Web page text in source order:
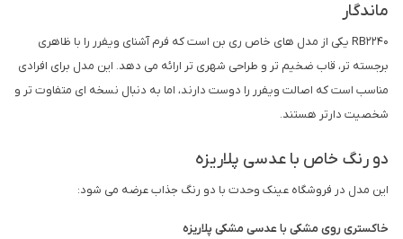
ماندگار
RB2240 یکی از مدل های خاص ری بن است که فرم آشنای ویفرر را با ظاهری
برجسته تر، قاب ضخیم تر و طراحی شهری تر ارائه می دهد. این مدل برای افرادی
مناسب است که اصالت ویفرر را دوست دارند، اما به دنبال نسخه ای متفاوت تر و
شخصیت دارتر هستند.
دو رنگ خاص با عدسی پلاریزه
این مدل در فروشگاه عینک وحدت با دو رنگ جذاب عرضه می شود:
خاکستری روی مشکی با عدسی مشکی پلاریزه